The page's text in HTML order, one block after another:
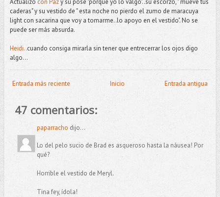
Actualizo con Pazy su pose "porque yo lo valgo"..su escorzo, " mueve tus
caderas" y su vestido de " esta noche no pierdo el zumo de maracuya
light con sacarina que voy a tomarme..lo apoyo en el vestido". No se
puede ser más absurda.
Heidi..cuando consiga mirarla sin tener que entrecerrar los ojos digo
algo...
Entrada más reciente Entrada antigua
Inicio
47 comentarios:
paparracho dijo...
Lo del pelo sucio de Brad es asqueroso hasta la náusea! Por
qué?
Horrible el vestido de Meryl.
Tina fey, ídola!